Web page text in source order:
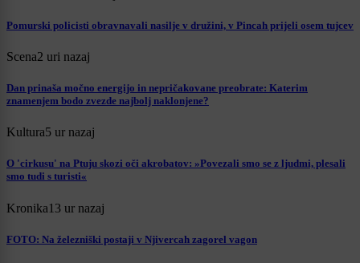
Pomurski policisti obravnavali nasilje v družini, v Pincah prijeli osem tujcev
Scena2 uri nazaj
Dan prinaša močno energijo in nepričakovane preobrate: Katerim
znamenjem bodo zvezde najbolj naklonjene?
Kultura5 ur nazaj
O 'cirkusu' na Ptuju skozi oči akrobatov: »Povezali smo se z ljudmi, plesali
smo tudi s turisti«
Kronika13 ur nazaj
FOTO: Na železniški postaji v Njivercah zagorel vagon